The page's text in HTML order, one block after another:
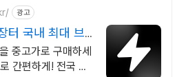
광고
터 국내 최대 브
중고가로 구매하세
간편하게! 전국 각